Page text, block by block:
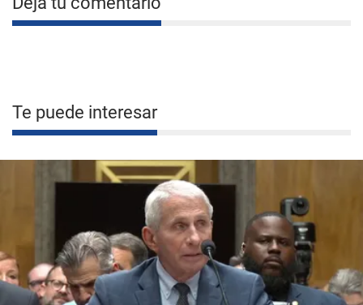
Te puede interesar